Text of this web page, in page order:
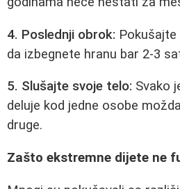
4. Poslednji obrok:
da izbegnete hranu bar 2-3
5. Slušajte svoje telo: Svako
deluje kod jedne osobe
druge.
Zašto ekstremne dijete ne